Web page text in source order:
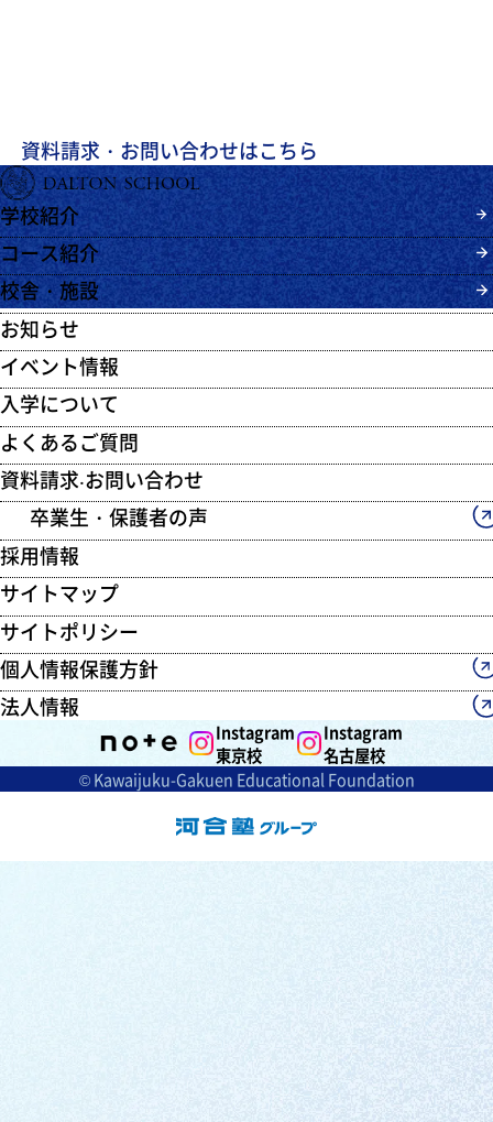
資料請求・お問い合わせはこちら
学校紹介
コース紹介
校舎・施設
お知らせ
イベント情報
入学について
よくあるご質問
資料請求‧お問い合わせ
卒業生・保護者の声
採用情報
サイトマップ
サイトポリシー
個人情報保護方針
法人情報
Instagram
東京校
Instagram
名古屋校
© Kawaijuku-Gakuen Educational Foundation